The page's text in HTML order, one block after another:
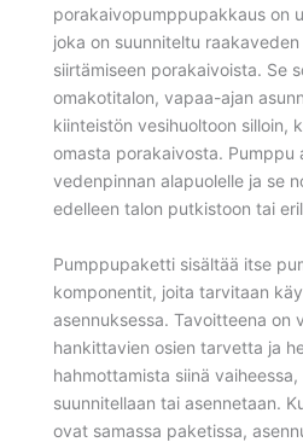
porakaivopumppupakkaus on
joka on suunniteltu
siirtämiseen porakaivoista. Se
omakotitalon, vapaa-ajan
kiinteistön vesihuoltoon silloin,
omasta porakaivosta. Pumppu
vedenpinnan alapuolelle ja se
edelleen talon putkistoon tai
Pumppupaketti sisältää itse
komponentit, joita tarvitaan
asennuksessa. Tavoitteena on
hankittavien osien tarvetta ja
hahmottamista siinä
suunnitellaan tai asennetaan.
ovat samassa paketissa,